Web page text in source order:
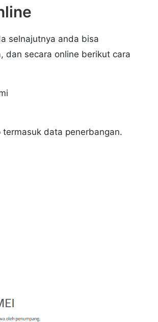
selnajutnya anda bisa
dan secara online berikut cara
data penerbangan.